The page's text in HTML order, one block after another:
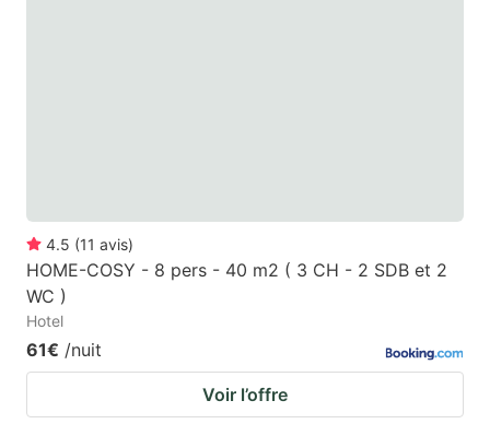
for
changing
changing
4.5 (11 avis)
HOME-COSY - 8 pers - 40 m2 ( 3 CH - 2 SDB et 2
WC )
Hotel
61€ /nuit
Voir l’offre